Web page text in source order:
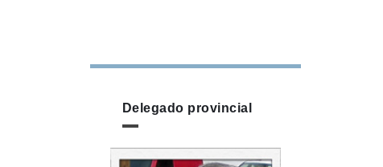
Delegado provincial